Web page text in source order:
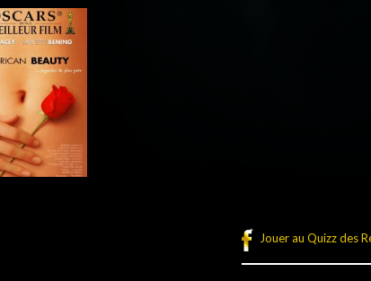
Réalisateur
Jouer au Quizz des